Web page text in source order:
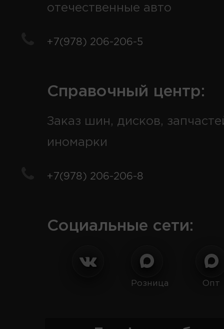
отечественные авто
+7(978) 206-206-5
Справочный центр:
Заказ шин, дисков,
иномарки
+7(978) 206-206-8
Социальные сети:
Розница Опт